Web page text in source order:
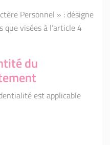
Personnel » : désigne
visées à l’article 4
du
est applicable